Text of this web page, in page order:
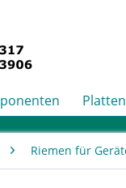
Riemen für